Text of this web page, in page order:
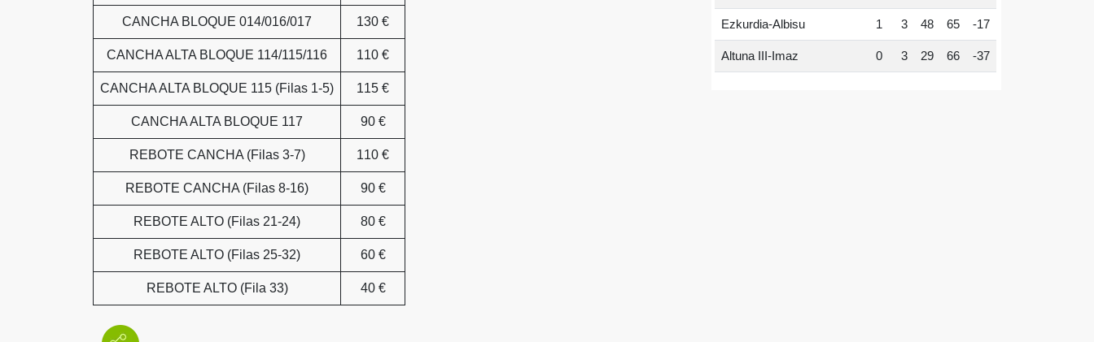
CANCHA BLOQUE 014/016/017 130 €
CANCHA ALTA BLOQUE 114/115/116 110 €
CANCHA ALTA BLOQUE 115 (Filas 1-5) 115 €
CANCHA ALTA BLOQUE 117 90 €
REBOTE CANCHA (Filas 3-7) 110 €
REBOTE CANCHA (Filas 8-16) 90 €
REBOTE ALTO (Filas 21-24) 80 €
REBOTE ALTO (Filas 25-32) 60 €
REBOTE ALTO (Fila 33) 40 €
Ezkurdia-Albisu 1 3 48 65 -17
Altuna III-Imaz 0 3 29 66 -37